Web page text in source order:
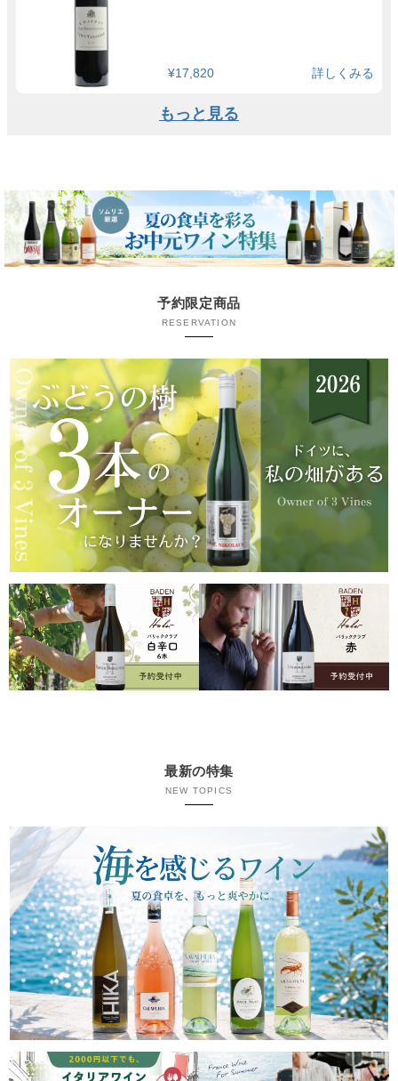
¥17,820 詳しくみる
もっと見る
予約限定商品
RESERVATION
最新の特集
NEW TOPICS